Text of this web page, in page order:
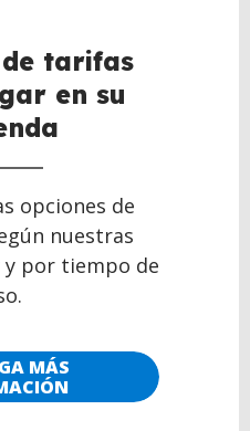
de tarifas
en su
opciones de
nuestras
por tiempo de
MÁS